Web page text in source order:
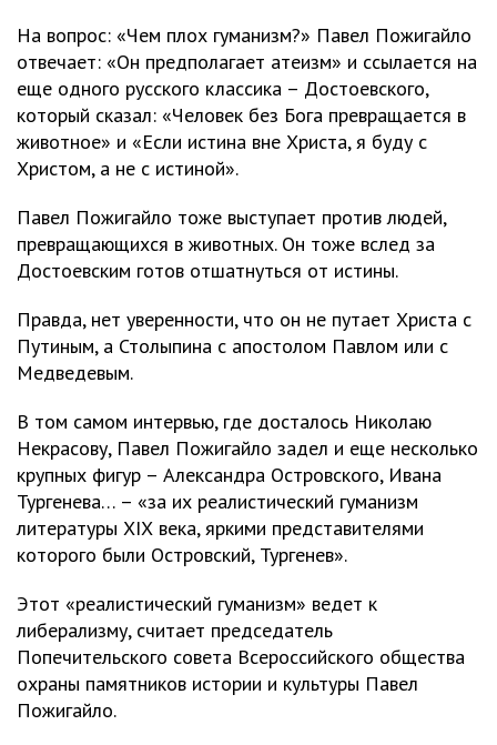
На вопрос: «Чем плох гуманизм?» Павел Пожигайло
отвечает: «Он предполагает атеизм» и ссылается на
еще одного русского классика – Достоевского,
который сказал: «Человек без Бога превращается в
животное» и «Если истина вне Христа, я буду с
Христом, а не с истиной».
Павел Пожигайло тоже выступает против людей,
превращающихся в животных. Он тоже вслед за
Достоевским готов отшатнуться от истины.
Правда, нет уверенности, что он не путает Христа с
Путиным, а Столыпина с апостолом Павлом или с
Медведевым.
В том самом интервью, где досталось Николаю
Некрасову, Павел Пожигайло задел и еще несколько
крупных фигур – Александра Островского, Ивана
Тургенева… – «за их реалистический гуманизм
литературы ХIХ века, яркими представителями
которого были Островский, Тургенев».
Этот «реалистический гуманизм» ведет к
либерализму, считает председатель
Попечительского совета Всероссийского общества
охраны памятников истории и культуры Павел
Пожигайло.